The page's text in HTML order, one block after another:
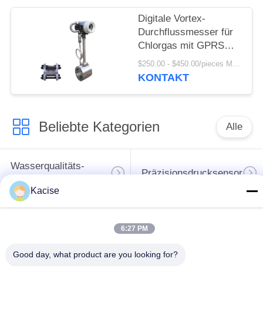
Digitale Vortex-
Durchflussmesser für
Chlorgas mit GPRS
und SS304/SS316-
Körpermaterial
$250.00 - $450.00/pieces MOQ:1PC
KONTAKT
Beliebte Kategorien Alle
Wasserqualitäts-
Sensor
Präzisionsdrucksensor
ausgerichteter
Radars
Kacise
6:27 PM
Good day, what product are you looking for?